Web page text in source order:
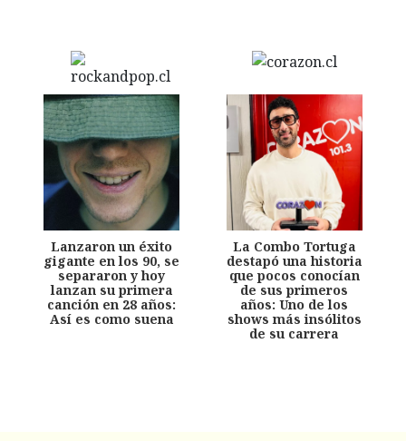
Lanzaron un éxito
gigante en los 90, se
separaron y hoy
lanzan su primera
canción en 28 años:
Así es como suena
La Combo Tortuga
destapó una historia
que pocos conocían
de sus primeros
años: Uno de los
shows más insólitos
de su carrera